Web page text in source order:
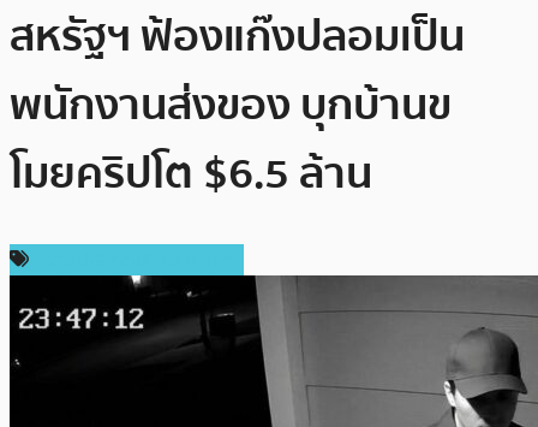
สหรัฐฯ ฟ้องแก๊งปลอมเป็น
พนักงานส่งของ บุกบ้านข
โมยคริปโต $6.5 ล้าน